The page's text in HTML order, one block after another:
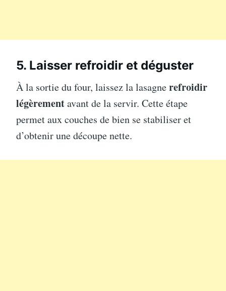
5. Laisser refroidir et déguster
À la sortie du four, laissez la lasagnerefroidir
légèrementavant de la servir. Cette étape
permet aux couches de bien se stabiliser et
d’obtenir une découpe nette.